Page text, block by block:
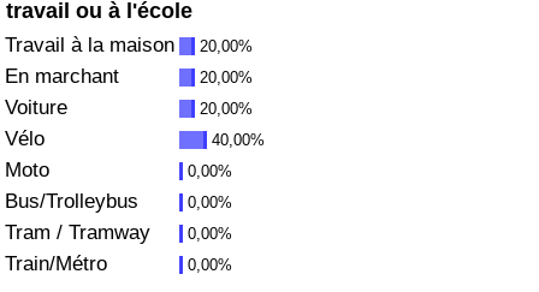
travail ou à l'école
Travail à la maison 20,00%
En marchant 20,00%
Voiture 20,00%
Vélo 40,00%
Moto 0,00%
Bus/Trolleybus 0,00%
Tram / Tramway 0,00%
Train/Métro 0,00%
Indice de Pollution par Pays
Trafic
Indice de Trafic
Indice de Trafic (Actuel)